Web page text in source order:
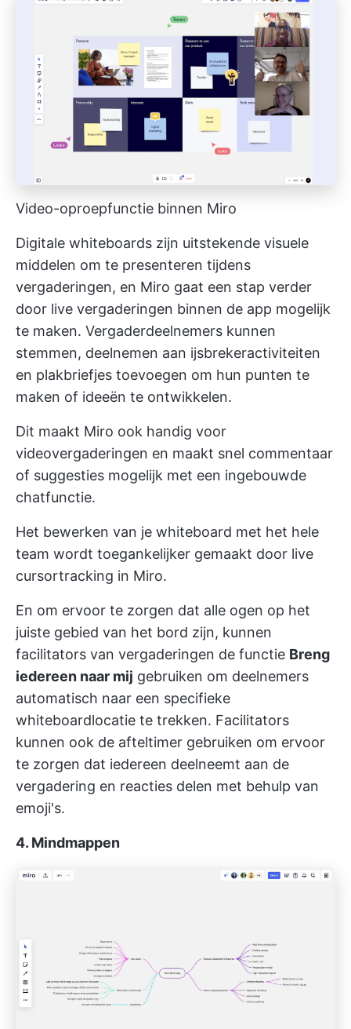
Video-oproepfunctie binnen Miro
Digitale whiteboards zijn uitstekende visuele
middelen om te presenteren tijdens
vergaderingen, en Miro gaat een stap verder
door live vergaderingen binnen de app mogelijk
te maken. Vergaderdeelnemers kunnen
stemmen, deelnemen aan ijsbrekeractiviteiten
en plakbriefjes toevoegen om hun punten te
maken of ideeën te ontwikkelen.
Dit maakt Miro ook handig voor
videovergaderingen en maakt snel commentaar
of suggesties mogelijk met een ingebouwde
chatfunctie.
Het bewerken van je whiteboard met het hele
team wordt toegankelijker gemaakt door live
cursortracking in Miro.
En om ervoor te zorgen dat alle ogen op het
juiste gebied van het bord zijn, kunnen
facilitators van vergaderingen de functie Breng
iedereen naar mij gebruiken om deelnemers
automatisch naar een specifieke
whiteboardlocatie te trekken. Facilitators
kunnen ook de afteltimer gebruiken om ervoor
te zorgen dat iedereen deelneemt aan de
vergadering en reacties delen met behulp van
emoji's.
4. Mindmappen